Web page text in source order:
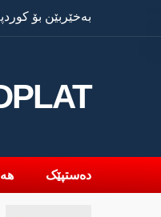
بەخێربێن بۆ
دەستپێک